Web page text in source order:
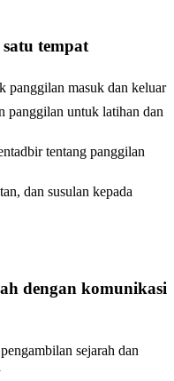
tempat
panggilan masuk dan keluar
panggilan untuk latihan dan
tentang panggilan
dan susulan kepada
dengan komunikasi
sejarah dan